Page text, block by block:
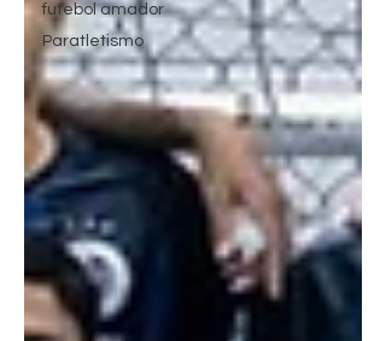
futebol amador
Paratletismo